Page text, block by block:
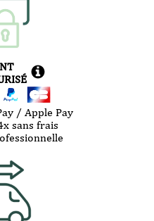
/ Apple Pay
sans frais